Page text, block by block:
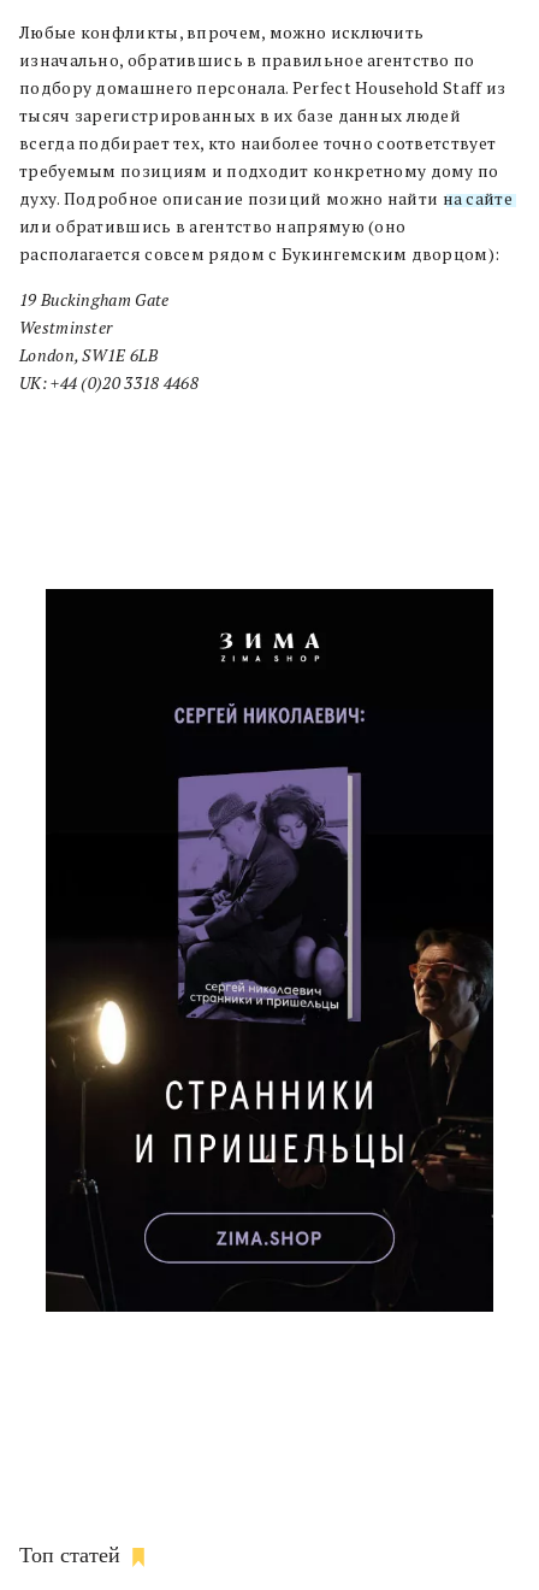
Любые конфликты, впрочем, можно исключить
изначально, обратившись в правильное агентство по
подбору домашнего персонала. Perfect Household Staff из
тысяч зарегистрированных в их базе данных людей
всегда подбирает тех, кто наиболее точно соответствует
требуемым позициям и подходит конкретному дому по
духу. Подробное описание позиций можно найти на сайте
или обратившись в агентство напрямую (оно
располагается совсем рядом с Букингемским дворцом):
19 Buckingham Gate
Westminster
London, SW1E 6LB
UK: +44 (0)20 3318 4468
Топ статей